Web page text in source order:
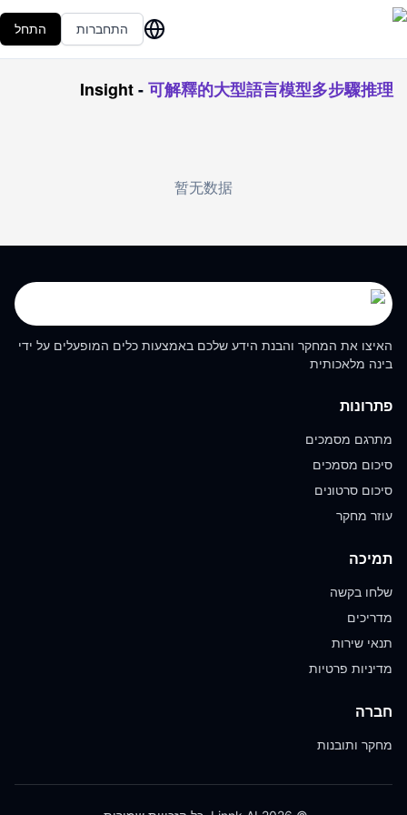
התחברות התחל
Insight-可解釋的大型語言模型多步驟推理
暂无数据
האיצו את המחקר והבנת הידע שלכם באמצעות כלים המופעלים על ידי
בינה מלאכותית
פתרונות
מתרגם מסמכים
סיכום מסמכים
סיכום סרטונים
עוזר מחקר
תמיכה
שלחו בקשה
מדריכים
תנאי שירות
מדיניות פרטיות
חברה
מחקר ותובנות